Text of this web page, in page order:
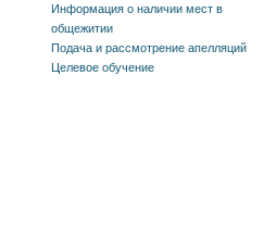
Информация о наличии мест в
общежитии
Подача и рассмотрение апелляций
Целевое обучение